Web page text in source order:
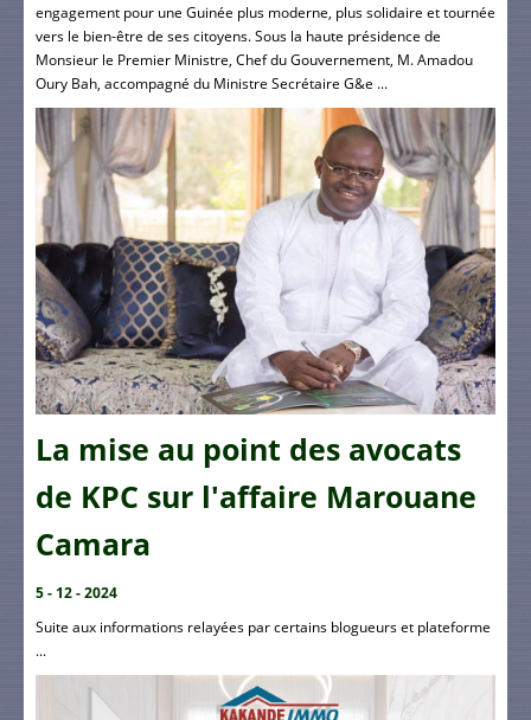
engagement pour une Guinée plus moderne, plus solidaire et tournée
vers le bien-être de ses citoyens. Sous la haute présidence de
Monsieur le Premier Ministre, Chef du Gouvernement, M. Amadou
Oury Bah, accompagné du Ministre Secrétaire G&e ...
La mise au point des avocats
de KPC sur l'affaire Marouane
Camara
5 - 12 - 2024
Suite aux informations relayées par certains blogueurs et plateforme
...